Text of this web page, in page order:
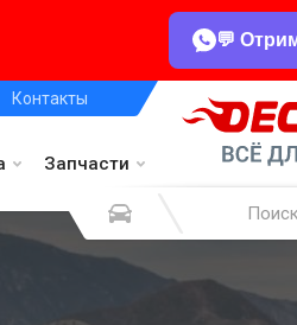
💬
Контакты
Запчасти